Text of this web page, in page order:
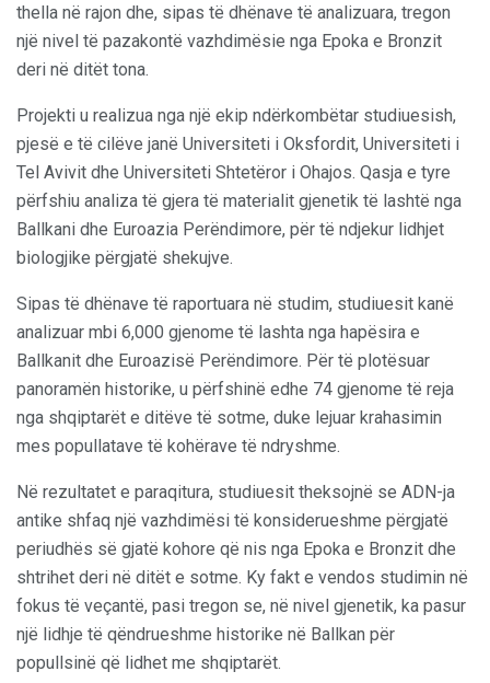
thella në rajon dhe, sipas të dhënave të analizuara, tregon
një nivel të pazakontë vazhdimësie nga Epoka e Bronzit
deri në ditët tona.
Projekti u realizua nga një ekip ndërkombëtar studiuesish,
pjesë e të cilëve janë Universiteti i Oksfordit, Universiteti i
Tel Avivit dhe Universiteti Shtetëror i Ohajos. Qasja e tyre
përfshiu analiza të gjera të materialit gjenetik të lashtë nga
Ballkani dhe Euroazia Perëndimore, për të ndjekur lidhjet
biologjike përgjatë shekujve.
Sipas të dhënave të raportuara në studim, studiuesit kanë
analizuar mbi 6,000 gjenome të lashta nga hapësira e
Ballkanit dhe Euroazisë Perëndimore. Për të plotësuar
panoramën historike, u përfshinë edhe 74 gjenome të reja
nga shqiptarët e ditëve të sotme, duke lejuar krahasimin
mes popullatave të kohërave të ndryshme.
Në rezultatet e paraqitura, studiuesit theksojnë se ADN-ja
antike shfaq një vazhdimësi të konsiderueshme përgjatë
periudhës së gjatë kohore që nis nga Epoka e Bronzit dhe
shtrihet deri në ditët e sotme. Ky fakt e vendos studimin në
fokus të veçantë, pasi tregon se, në nivel gjenetik, ka pasur
një lidhje të qëndrueshme historike në Ballkan për
popullsinë që lidhet me shqiptarët.